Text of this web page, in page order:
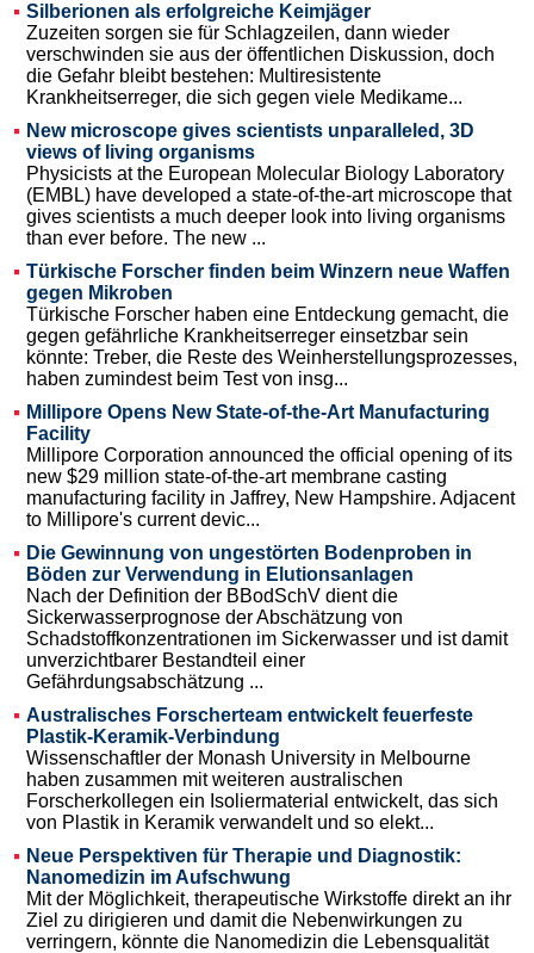
Silberionen als erfolgreiche Keimjäger
Zuzeiten sorgen sie für Schlagzeilen, dann wieder
verschwinden sie aus der öffentlichen Diskussion, doch
die Gefahr bleibt bestehen: Multiresistente
Krankheitserreger, die sich gegen viele Medikame...
New microscope gives scientists unparalleled, 3D
views of living organisms
Physicists at the European Molecular Biology Laboratory
(EMBL) have developed a state-of-the-art microscope that
gives scientists a much deeper look into living organisms
than ever before. The new ...
Türkische Forscher finden beim Winzern neue Waffen
gegen Mikroben
Türkische Forscher haben eine Entdeckung gemacht, die
gegen gefährliche Krankheitserreger einsetzbar sein
könnte: Treber, die Reste des Weinherstellungsprozesses,
haben zumindest beim Test von insg...
Millipore Opens New State-of-the-Art Manufacturing
Facility
Millipore Corporation announced the official opening of its
new $29 million state-of-the-art membrane casting
manufacturing facility in Jaffrey, New Hampshire. Adjacent
to Millipore's current devic...
Die Gewinnung von ungestörten Bodenproben in
Böden zur Verwendung in Elutionsanlagen
Nach der Definition der BBodSchV dient die
Sickerwasserprognose der Abschätzung von
Schadstoffkonzentrationen im Sickerwasser und ist damit
unverzichtbarer Bestandteil einer
Gefährdungsabschätzung ...
Australisches Forscherteam entwickelt feuerfeste
Plastik-Keramik-Verbindung
Wissenschaftler der Monash University in Melbourne
haben zusammen mit weiteren australischen
Forscherkollegen ein Isoliermaterial entwickelt, das sich
von Plastik in Keramik verwandelt und so elekt...
Neue Perspektiven für Therapie und Diagnostik:
Nanomedizin im Aufschwung
Mit der Möglichkeit, therapeutische Wirkstoffe direkt an ihr
Ziel zu dirigieren und damit die Nebenwirkungen zu
verringern, könnte die Nanomedizin die Lebensqualität